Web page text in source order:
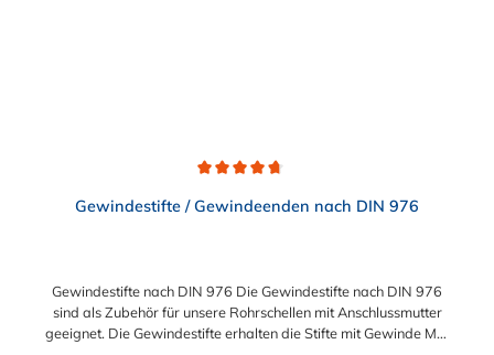
Gewindestifte / Gewindeenden nach DIN 976
Gewindestifte nach DIN 976 Die Gewindestifte nach DIN 976
sind als Zubehör für unsere Rohrschellen mit Anschlussmutter
geeignet. Die Gewindestifte erhalten die Stifte mit Gewinde M8,